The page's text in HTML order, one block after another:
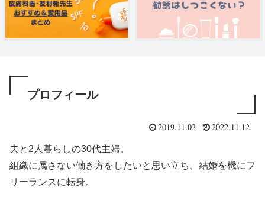
プロフィール
2019.11.03 2022.11.12
夫と2人暮らしの30代主婦。
組織に属さない働き方をしたいと思い立ち、結婚を機にフ
リーランスに転身。